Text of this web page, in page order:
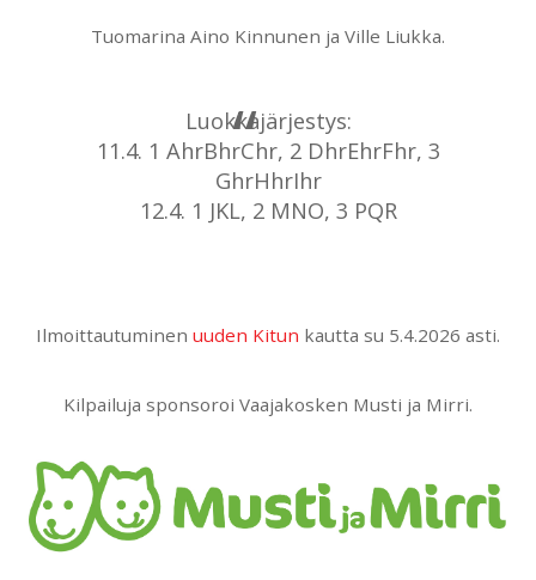
Tuomarina Aino Kinnunen ja Ville Liukka.
Luokkajärjestys:
11.4. 1 AhrBhrChr, 2 DhrEhrFhr, 3
GhrHhrIhr
12.4. 1 JKL, 2 MNO, 3 PQR
Ilmoittautuminen uuden Kitun kautta su 5.4.2026 asti.
Kilpailuja sponsoroi Vaajakosken Musti ja Mirri.